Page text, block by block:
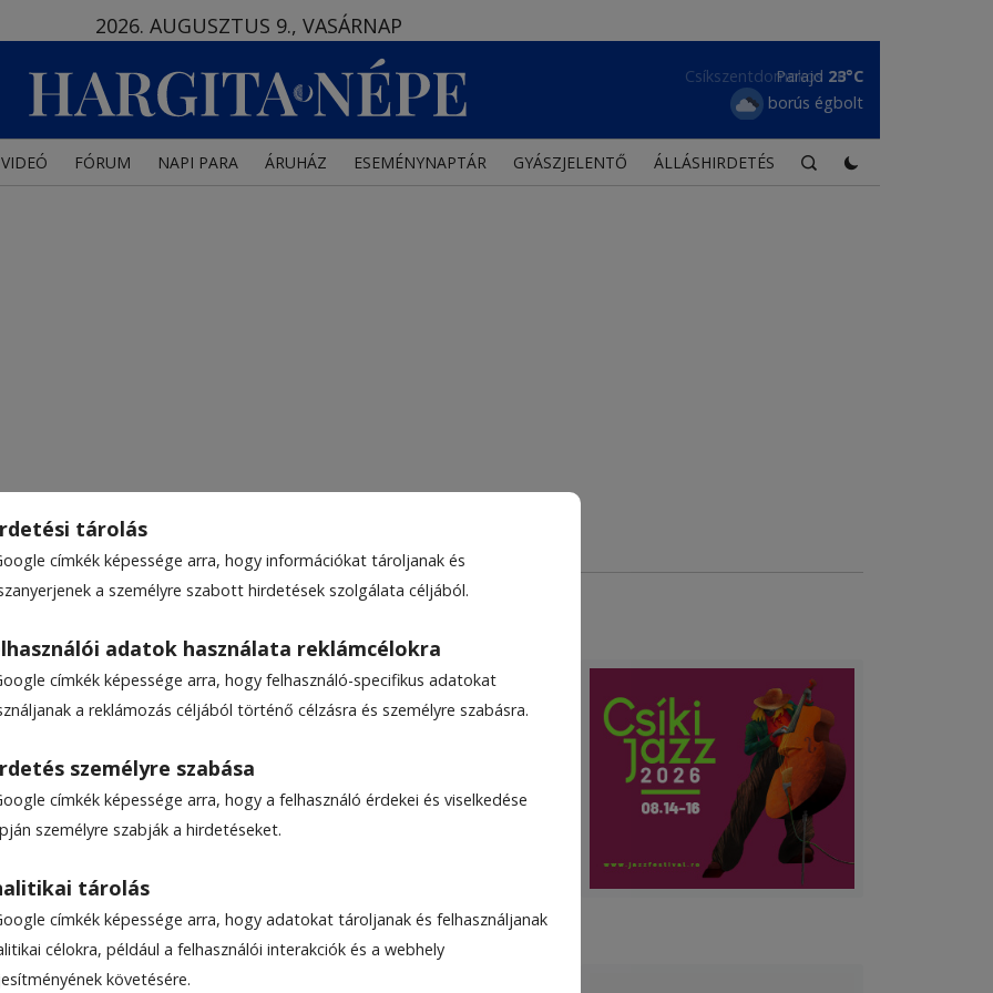
tárolás
címkék képessége arra, hogy információkat tároljanak és
a személyre szabott hirdetések szolgálata céljából.
adatok használata reklámcélokra
címkék képessége arra, hogy felhasználó-specifikus adatokat
a reklámozás céljából történő célzásra és személyre szabásra.
személyre szabása
címkék képessége arra, hogy a felhasználó érdekei és viselkedése
személyre szabják a hirdetéseket.
tárolás
címkék képessége arra, hogy adatokat tároljanak és felhasználjanak
célokra, például a felhasználói interakciók és a webhely
követésére.
2026. AUGUSZTUS 9., VASÁRNAP
Parajd 23°C
borús égbolt
VIDEÓ FÓRUM NAPI PARA ÁRUHÁZ ESEMÉNYNAPTÁR GYÁSZJELENTŐ ÁLLÁSHIRDETÉS
milliárd lejes bevételi
át júliusban az ANAF
bevételt ért júliusban az országos adóhatóság
Boloş pénzügyminiszter.